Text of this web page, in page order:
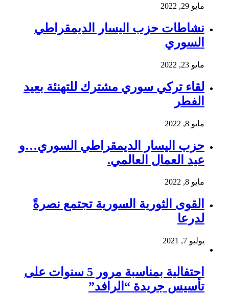
مايو 29, 2022
نشاطات حزب اليسار الديمقراطي
السوري
مايو 23, 2022
لقاء تركي سوري مشترك للتهنئة بعيد
الفطر
مايو 8, 2022
حزب اليسار الديمقراطي السوري…و
عيد العمال العالمي.
مايو 8, 2022
القوى الثورية السورية تجتمع نصرةً
لدرعا
يوليو 7, 2021
احتفالية بمناسبة مرور 5 سنوات على
تأسيس جريدة “الرافد”